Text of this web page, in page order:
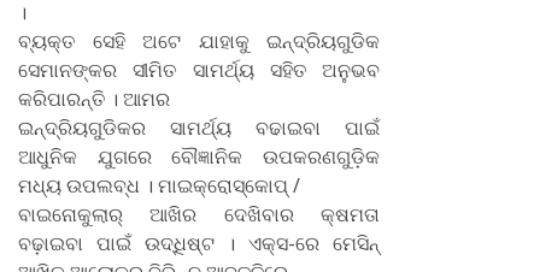
।
ବ୍ୟକ୍ତ ସେହି ଅଟେ ଯାହାକୁ ଇନ୍ଦ୍ରିୟଗୁଡିକ
ସେମାନଙ୍କର ସୀମିତ ସାମର୍ଥ୍ୟ ସହିତ ଅନୁଭବ
କରିପାରନ୍ତି । ଆମର
ଇନ୍ଦ୍ରିୟଗୁଡିକର ସାମର୍ଥ୍ୟ ବଢାଇବା ପାଇଁ
ଆଧୁନିକ ଯୁଗରେ ବୌଜ୍ଞାନିକ ଉପକରଣଗୁଡ଼ିକ
ମଧ୍ୟ ଉପଲବ୍ଧ । ମାଇକ୍ରୋସ୍କୋପ୍‌ /
ବାଇନୋକୁଲାର୍‌ ଆଖିର ଦେଖିବାର କ୍ଷମତା
ବଢ଼ାଇବା ପାଇଁ ଉଦ୍ଧିଷ୍ଟ । ଏକ୍ସ-ରେ ମେସିନ୍‌